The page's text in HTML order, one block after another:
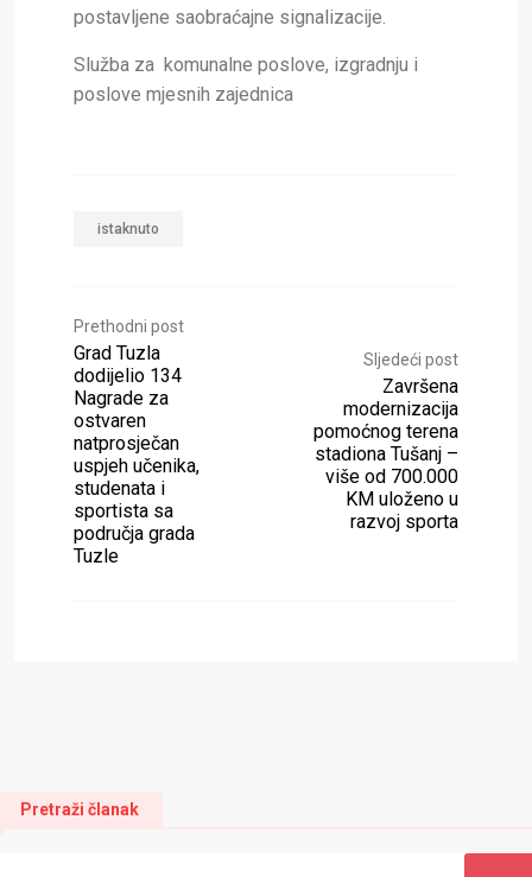
postavljene saobraćajne signalizacije.
Služba za komunalne poslove, izgradnju i
poslove mjesnih zajednica
istaknuto
Prethodni post
Grad Tuzla
dodijelio 134
Nagrade za
ostvaren
natprosječan
uspjeh učenika,
studenata i
sportista sa
područja grada
Tuzle
Sljedeći post
Završena
modernizacija
pomoćnog terena
stadiona Tušanj –
više od 700.000
KM uloženo u
razvoj sporta
Pretraži članak